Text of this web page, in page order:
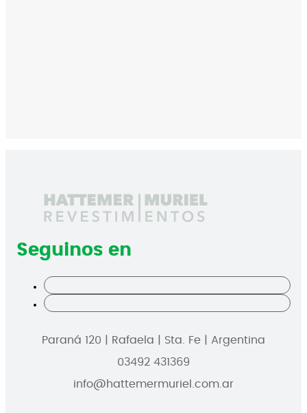
Seguinos en
Paraná 120 | Rafaela | Sta. Fe | Argentina
03492 431369
info@hattemermuriel.com.ar